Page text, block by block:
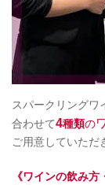
スパークリングワ
合わせて4種類の
ご用意していただ
《ワインの飲み方